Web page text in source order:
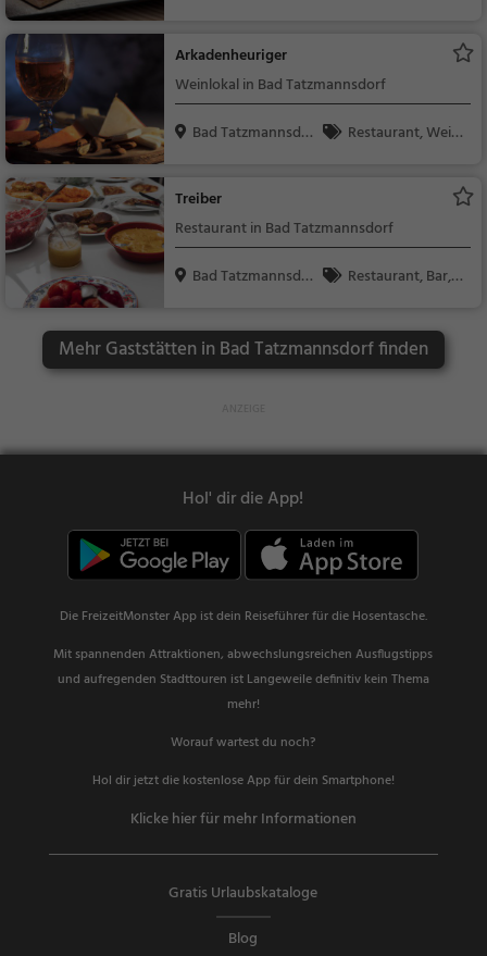
n, Frühstück, Gebäck
/ Teigwaren
Arkadenheuriger
Weinlokal in Bad Tatzmannsdorf
Bad Tatzmannsdor
Restaurant, Wein,
Treiber
Restaurant in Bad Tatzmannsdorf
Bad Tatzmannsdor
Restaurant, Bar, A
en, Snacks / Getränk
e, Bier, Wein
Mehr Gaststätten in Bad Tatzmannsdorf finden
Hol' dir die App!
Die FreizeitMonster App ist dein Reiseführer für die Hosentasche.
Mit spannenden Attraktionen, abwechslungsreichen Ausflugstipps
und aufregenden Stadttouren ist Langeweile definitiv kein Thema
mehr!
Worauf wartest du noch?
Hol dir jetzt die kostenlose App für dein Smartphone!
Klicke hier für mehr Informationen
Gratis Urlaubskataloge
Blog